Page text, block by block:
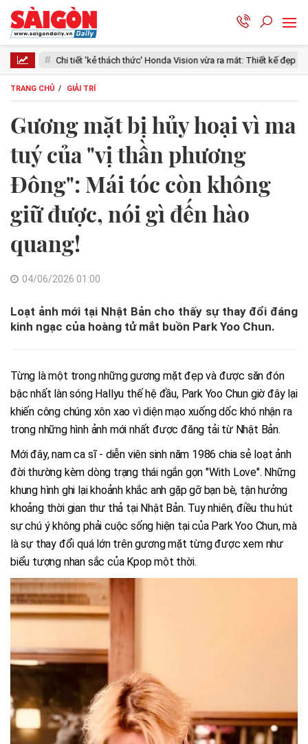
Vision vừa ra mắt: Thiết kế đẹp như SH Mode, giá chỉ 34 triệu đồng
TRANG CHỦ GIẢI TRÍ
Gương mặt bị hủy hoại vì ma
tuý của "vị thần phương
Đông": Mái tóc còn không
giữ được, nói gì đến hào
quang!
04/06/2026 01:00
Loạt ảnh mới tại Nhật Bản cho thấy sự thay đổi đáng
kinh ngạc của hoàng tử mắt buồn Park Yoo Chun.
Từng là một trong những gương mặt đẹp và được săn đón
bậc nhất làn sóng Hallyu thế hệ đầu, Park Yoo Chun giờ đây lại
khiến công chúng xôn xao vì diện mạo xuống dốc khó nhận ra
trong những hình ảnh mới nhất được đăng tải từ Nhật Bản.
Mới đây, nam ca sĩ - diễn viên sinh năm 1986 chia sẻ loạt ảnh
đời thường kèm dòng trạng thái ngắn gọn "With Love". Những
khung hình ghi lại khoảnh khắc anh gặp gỡ bạn bè, tận hưởng
khoảng thời gian thư thả tại Nhật Bản. Tuy nhiên, điều thu hút
sự chú ý không phải cuộc sống hiện tại của Park Yoo Chun, mà
là sự thay đổi quá lớn trên gương mặt từng được xem như
biểu tượng nhan sắc của Kpop một thời.